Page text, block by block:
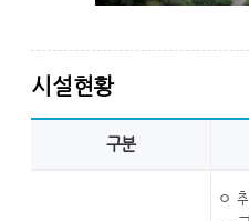
시설현황
구분
ㅇ